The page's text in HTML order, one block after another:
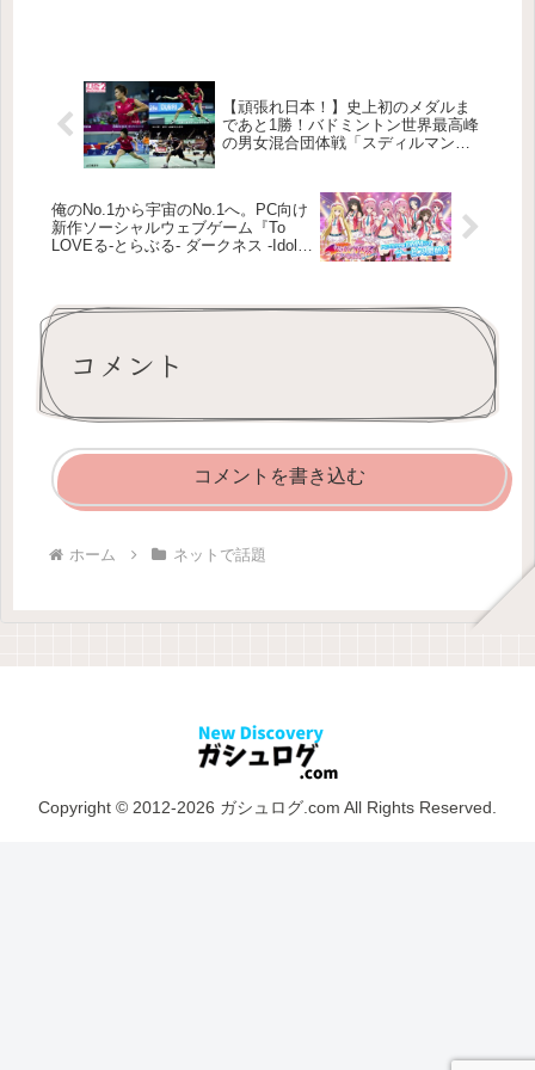
【頑張れ日本！】史上初のメダルま
であと1勝！バドミントン世界最高峰
の男女混合団体戦「スディルマンカ
俺のNo.1から宇宙のNo.1へ。PC向け
新作ソーシャルウェブゲーム『To
LOVEる-とらぶる- ダークネス -Idol
コメント
コメントを書き込む
ホーム ネットで話題
Copyright © 2012-2026 ガシュログ.com All Rights Reserved.